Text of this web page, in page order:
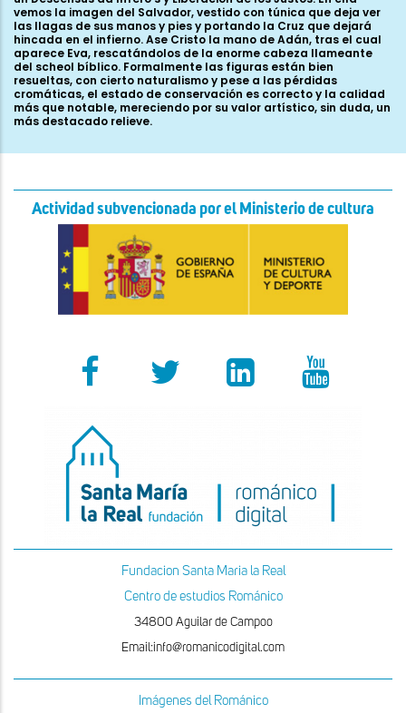
vemos la imagen del Salvador, vestido con túnica que deja ver
las llagas de sus manos y pies y portando la Cruz que dejará
hincada en el infierno. Ase Cristo la mano de Adán, tras el cual
aparece Eva, rescatándolos de la enorme cabeza llameante
del scheol bíblico. Formalmente las figuras están bien
resueltas, con cierto naturalismo y pese a las pérdidas
cromáticas, el estado de conservación es correcto y la calidad
más que notable, mereciendo por su valor artístico, sin duda, un
más destacado relieve.
Actividad subvencionada por el Ministerio de cultura
Fundacion Santa Maria la Real
Centro de estudios Románico
34800 Aguilar de Campoo
Email:info@romanicodigital.com
Imágenes del Románico